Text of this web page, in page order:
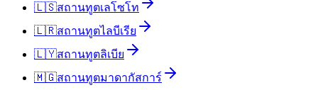
🇱🇸สถานทูตเลโซโท
🇱🇷สถานทูตไลบีเรีย
🇱🇾สถานทูตลิเบีย
🇲🇬สถานทูตมาดากัสการ์